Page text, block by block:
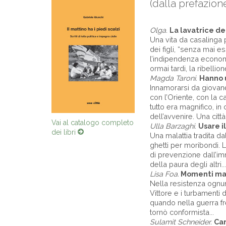
Vai al catalogo completo
dei libri
(dalla
Olga La lavatrice
Una vita da casalinga
dei figli, “senza mai
l’indipendenza
ormai tardi, la
Magda Taroni. Hanno
Innamorarsi da
con l’Oriente, con la
tutto era magnifico,
dell’avvenire. Una
Ulla Barzaghi. Usare
Una malattia tradita
ghetti per moribondi.
di prevenzione
della paura degli altri...
Lisa Foa. Momenti
Nella resistenza
Vittore e i turbamenti
quando nella guerra
tornò conformista...
Sulamit Schneider.